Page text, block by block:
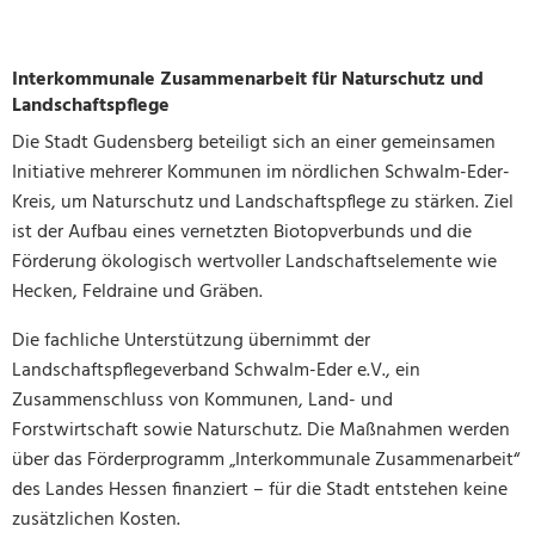
Interkommunale Zusammenarbeit für Naturschutz und
Landschaftspflege
Die Stadt Gudensberg beteiligt sich an einer gemeinsamen
Initiative mehrerer Kommunen im nördlichen Schwalm-Eder-
Kreis, um Naturschutz und Landschaftspflege zu stärken. Ziel
ist der Aufbau eines vernetzten Biotopverbunds und die
Förderung ökologisch wertvoller Landschaftselemente wie
Hecken, Feldraine und Gräben.
Die fachliche Unterstützung übernimmt der
Landschaftspflegeverband Schwalm-Eder e.V., ein
Zusammenschluss von Kommunen, Land- und
Forstwirtschaft sowie Naturschutz. Die Maßnahmen werden
über das Förderprogramm „Interkommunale Zusammenarbeit“
des Landes Hessen finanziert – für die Stadt entstehen keine
zusätzlichen Kosten.